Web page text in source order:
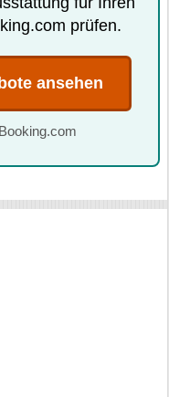
prüfen.
ansehen